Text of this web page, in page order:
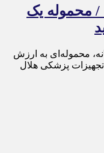
/ محموله یک
محموله‌ای به ارزش
پزشکی هلال